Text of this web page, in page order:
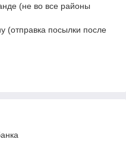
(не во все районы
(отправка посылки после